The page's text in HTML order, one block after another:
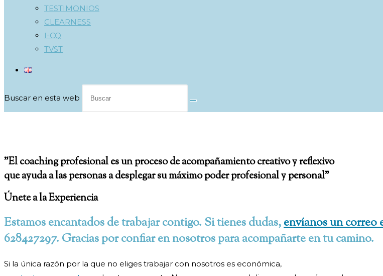
TESTIMONIOS
CLEARNESS
I-CQ
TVST
Buscar en esta web
"El coaching profesional es un proceso de acompañamiento creativo y reflexivo
que ayuda a las personas a desplegar su máximo poder profesional y personal"
Únete a la Experiencia
Estamos encantados de trabajar contigo. Si tienes dudas,envíanos un correo
628427297. Gracias por confiar en nosotros para acompañarte en tu camino.
Si la única razón por la que no eliges trabajar con nosotros es económica,